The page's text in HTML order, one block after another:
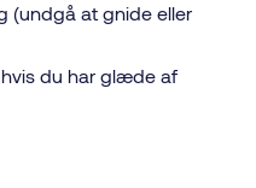
(undgå at gnide eller
du har glæde af